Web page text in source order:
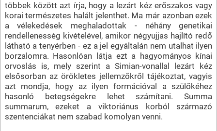
többek között azt írja, hogy a lezárt kéz erőszakos vagy
korai természetes halált jelenthet. Ma már azonban ezek
a vélekedések meghaladottak - néhány genetikai
rendellenesség kivételével, amikor négyujjas hajlító redő
látható a tenyérben - ez a jel egyáltalán nem utalhat ilyen
borzalomra. Hasonlóan látja ezt a hagyományos kínai
orvoslás is, mely szerint a Simian-vonallal lezárt kéz
elsősorban az örökletes jellemzőkről tájékoztat, vagyis
azt mondja, hogy az ilyen formációval a szülőkéhez
hasonló betegségekre lehet számítani. Summa
summarum, ezeket a viktoriánus korból származó
szentenciákat nem szabad komolyan venni.